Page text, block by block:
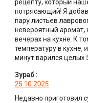
рецепту, который
потрясающий! Я
пару листьев
невероятный
вечерах на кухне. К
температуру в кухне,
минут варился целых
Зураб :
25.10.2025
Недавно приготовил